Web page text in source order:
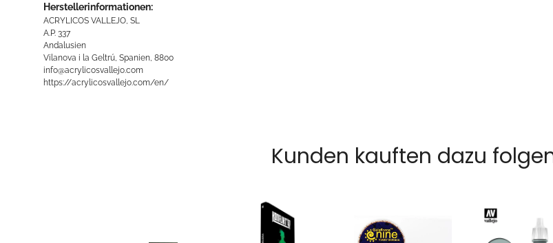
Herstellerinformationen:
ACRYLICOS VALLEJO, SL
A.P. 337
Andalusien
Vilanova i la Geltrú, Spanien, 8800
info@acrylicosvallejo.com
https://acrylicosvallejo.com/en/
Kunden kauften dazu